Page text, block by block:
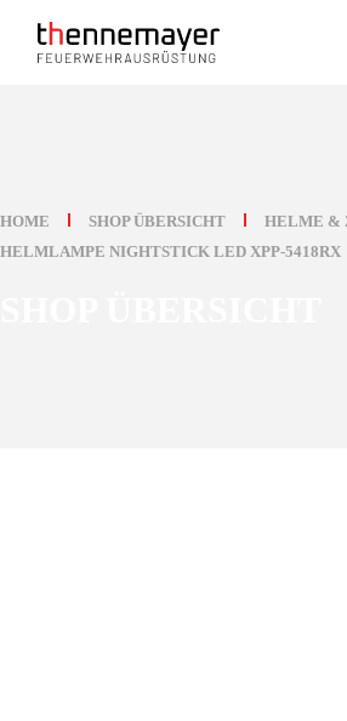
content
HOME SHOP ÜBERSICHT
HELME &
HELMLAMPE NIGHTSTICK LED XPP-5418RX